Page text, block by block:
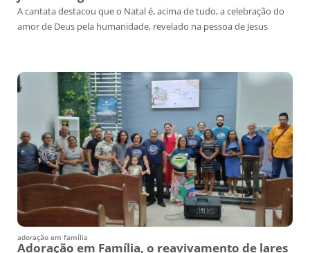
A cantata destacou que o Natal é, acima de tudo, a celebração do
amor de Deus pela humanidade, revelado na pessoa de Jesus
adoração em família
Adoração em Família, o reavivamento de lares